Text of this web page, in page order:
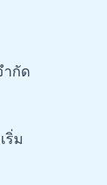
กัด
ริ่ม